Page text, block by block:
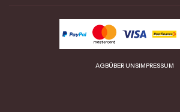
AGBÜBER UNSIMPRESSUM